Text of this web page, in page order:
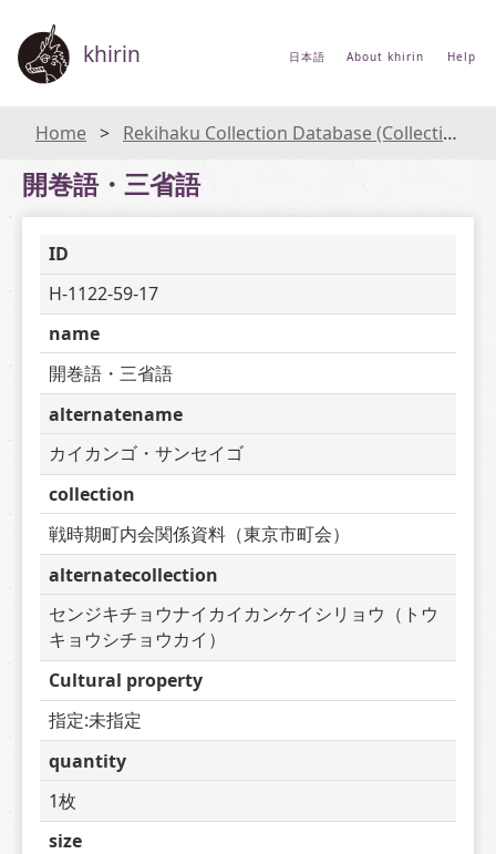
khirin 日本語 About khirin Help
Home Rekihaku Collection Database (Collections Database of the National Museum of Japanese History)
開巻語・三省語
ID
H-1122-59-17
name
開巻語・三省語
alternatename
カイカンゴ・サンセイゴ
collection
戦時期町内会関係資料（東京市町会）
alternatecollection
センジキチョウナイカイカンケイシリョウ（トウ
キョウシチョウカイ）
Cultural property
指定:未指定
quantity
1枚
size